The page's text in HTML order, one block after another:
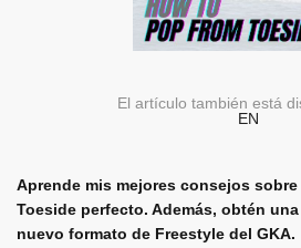
El artículo también está
EN
Aprende mis mejores consejos
Toeside perfecto. Además, obtén
nuevo formato de Freestyle del GKA.